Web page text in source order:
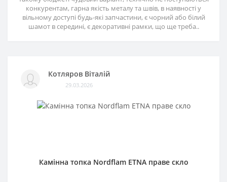
конкурентам, гарна якість металу та швів, в наявності у
вільному доступі будь-які запчастини, є чорний або білий
шамот в середині, є декоративні рамки, що ще треба..
Котляров Віталій
29.03.2026
Камінна топка Nordflam ETNA праве скло